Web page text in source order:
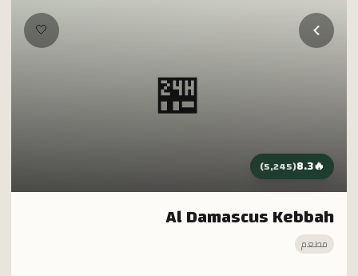
تخطي إلى المحتوى الرئيسي
🏪
🤍
🔥
8.3
(
5,245
)
Al Damascus Kebbah
مطعم